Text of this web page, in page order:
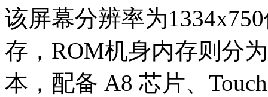
该屏幕分辨率为
存，ROM机身内存则分
本，配备 A8 芯片、